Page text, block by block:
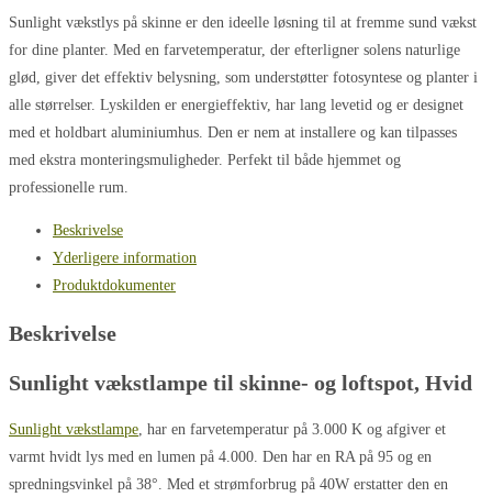
Sunlight vækstlys på skinne er den ideelle løsning til at fremme sund vækst
for dine planter. Med en farvetemperatur, der efterligner solens naturlige
glød, giver det effektiv belysning, som understøtter fotosyntese og planter i
alle størrelser. Lyskilden er energieffektiv, har lang levetid og er designet
med et holdbart aluminiumhus. Den er nem at installere og kan tilpasses
med ekstra monteringsmuligheder. Perfekt til både hjemmet og
professionelle rum.
Beskrivelse
Yderligere information
Produktdokumenter
Beskrivelse
Sunlight vækstlampe til skinne- og loftspot, Hvid
Sunlight vækstlampe, har en farvetemperatur på 3.000 K og afgiver et
varmt hvidt lys med en lumen på 4.000. Den har en RA på 95 og en
spredningsvinkel på 38°. Med et strømforbrug på 40W erstatter den en